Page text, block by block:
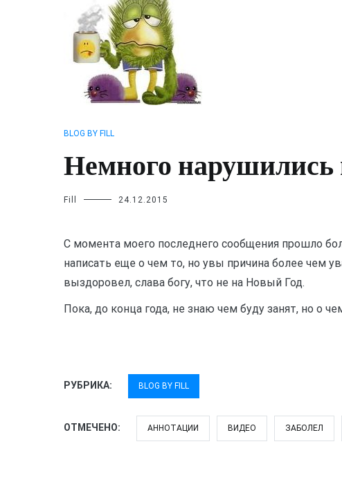
BLOG BY FILL
Немного
Fill 24.12.2015
С момента моего последнего сообщения прошло
написать еще о чем то, но увы причина более чем
выздоровел, слава богу, что не на Новый Год.
Пока, до конца года, не знаю чем буду занят, но о
РУБРИКА: BLOG BY FILL
ОТМЕЧЕНО: АННОТАЦИИ ВИДЕО ЗАБОЛЕЛ